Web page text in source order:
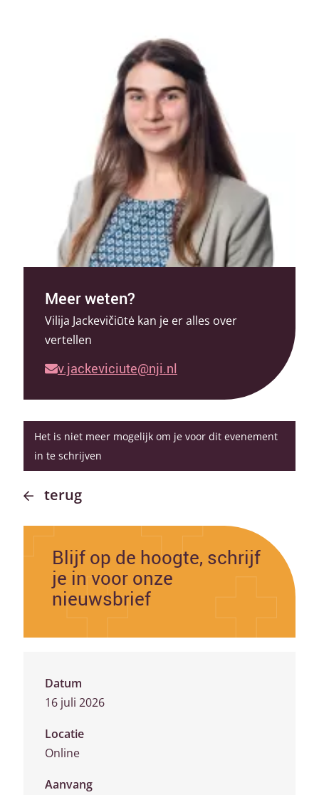
terug
Blijf op de hoogte, schrijf
je in voor onze
nieuwsbrief
Datum
16 juli 2026
Locatie
Online
Aanvang
Meer weten?
Vilija Jackevičiūtė kan je er alles over
vertellen
v.jackeviciute@nji.nl
Het is niet meer mogelijk om je voor dit evenement
in te schrijven